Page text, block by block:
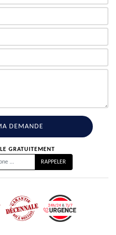
GRATUITEMENT